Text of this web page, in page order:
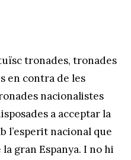
tronades, tronades
en contra de les
nacionalistes
a acceptar la
l’esperit nacional que
gran Espanya. I no hi